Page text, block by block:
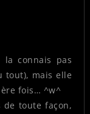
connais pas
tout), mais elle
fois… ^w^
de toute façon,